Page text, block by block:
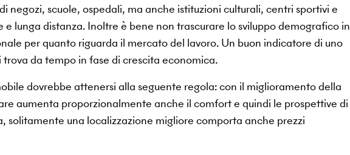
negozi, scuole, ospedali, ma anche istituzioni culturali, centri sportivi e
lunga distanza. Inoltre è bene non trascurare lo sviluppo demografico in
per quanto riguarda il mercato del lavoro. Un buon indicatore di uno
trova da tempo in fase di crescita economica.
dovrebbe attenersi alla seguente regola: con il miglioramento della
aumenta proporzionalmente anche il comfort e quindi le prospettive di
solitamente una localizzazione migliore comporta anche prezzi